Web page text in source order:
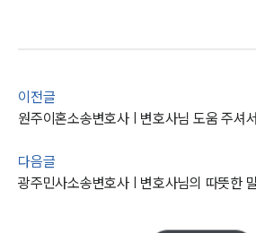
업무분야
전체
이전글
다음글
광주민사소송변호사 | 변호사님의 따뜻한